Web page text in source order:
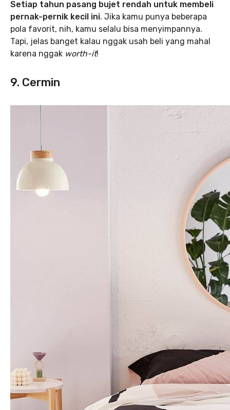
Setiap tahun pasang bujet rendah untuk membeli
pernak-pernik kecil ini. Jika kamu punya beberapa
pola favorit, nih, kamu selalu bisa menyimpannya.
Tapi, jelas banget kalau nggak usah beli yang mahal
karena nggak worth-it!
9. Cermin